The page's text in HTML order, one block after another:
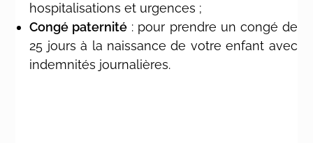
hospitalisations et urgences ;
Congé paternité : pour prendre un congé de
25 jours à la naissance de votre enfant avec
indemnités journalières.